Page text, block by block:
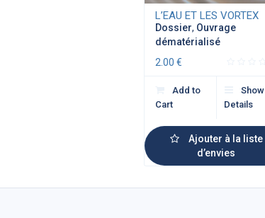
L’EAU ET LES VORTEX
Dossier, Ouvrage
dématérialisé
2.00 €
Add to
Cart
Show
Details
Ajouter à la liste
d’envies